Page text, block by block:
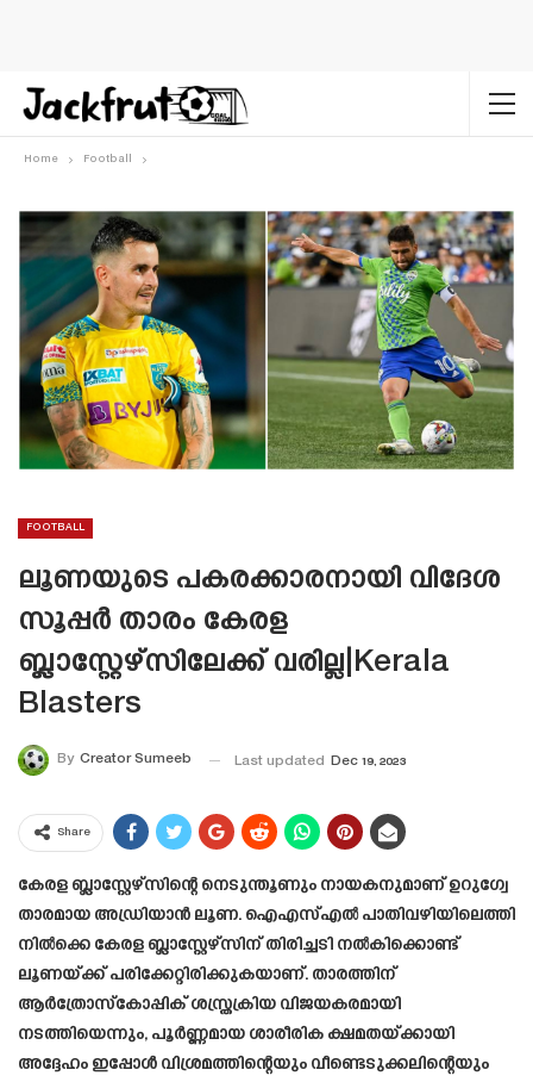
Home Football
FOOTBALL
ലൂണയുടെ പകരക്കാരനായി വിദേശ
സൂപ്പർ താരം കേരള
ബ്ലാസ്റ്റേഴ്സിലേക്ക് വരില്ല|Kerala
Blasters
By Creator Sumeeb Last updated Dec 19, 2023
Share
കേരള ബ്ലാസ്റ്റേഴ്സിന്റെ നെടുന്തൂണും നായകനുമാണ് ഉറുഗ്വേ
താരമായ അഡ്രിയാൻ ലൂണ. ഐഎസ്എൽ പാതിവഴിയിലെത്തി
നിൽക്കെ കേരള ബ്ലാസ്റ്റേഴ്സിന് തിരിച്ചടി നൽകിക്കൊണ്ട്
ലൂണയ്ക്ക് പരിക്കേറ്റിരിക്കുകയാണ്. താരത്തിന്
ആർത്രോസ്കോപ്പിക് ശസ്ത്രക്രിയ വിജയകരമായി
നടത്തിയെന്നും, പൂർണ്ണമായ ശാരീരിക ക്ഷമതയ്‌ക്കായി
അദ്ദേഹം ഇപ്പോൾ വിശ്രമത്തിന്റെയും വീണ്ടെടുക്കലിന്റെയും